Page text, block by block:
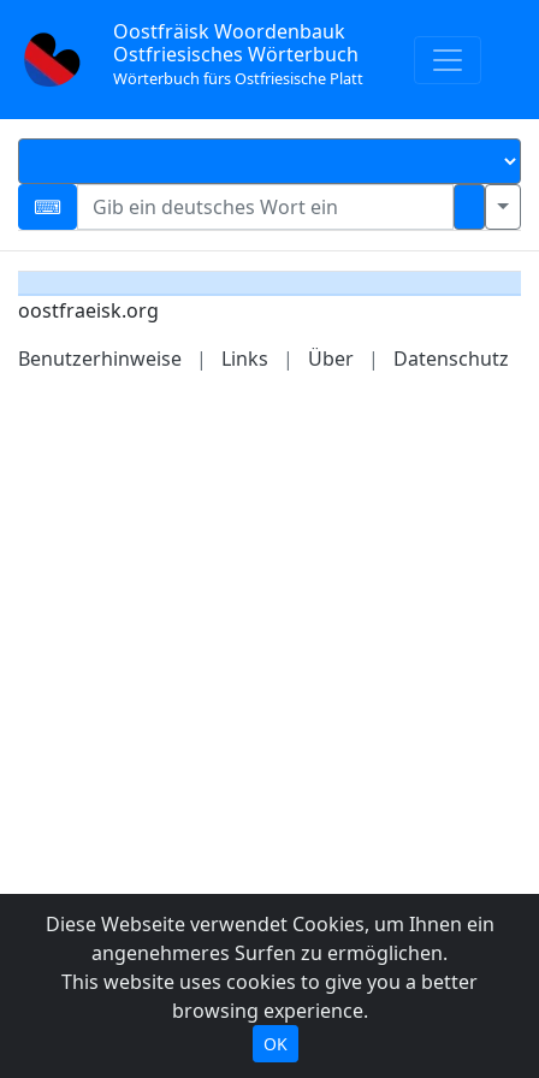
Oostfräisk Woordenbauk
Ostfriesisches Wörterbuch
Wörterbuch fürs Ostfriesische Platt
oostfraeisk.org
Benutzerhinweise
| Links | Über | Datenschutz
Diese Webseite verwendet Cookies, um Ihnen ein
angenehmeres Surfen zu ermöglichen.
This website uses cookies to give you a better
browsing experience.
OK